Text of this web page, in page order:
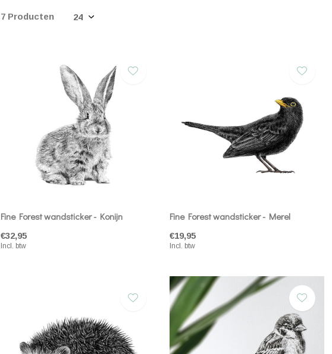
7 Producten
Fine Forest wandsticker - Konijn
€32,95
Incl. btw
Fine Forest wandsticker - Merel
€19,95
Incl. btw